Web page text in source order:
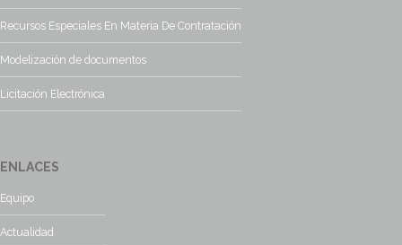
Recursos Especiales En Materia De Contratación
Modelización de documentos
Licitación Electrónica
ENLACES
Equipo
Actualidad